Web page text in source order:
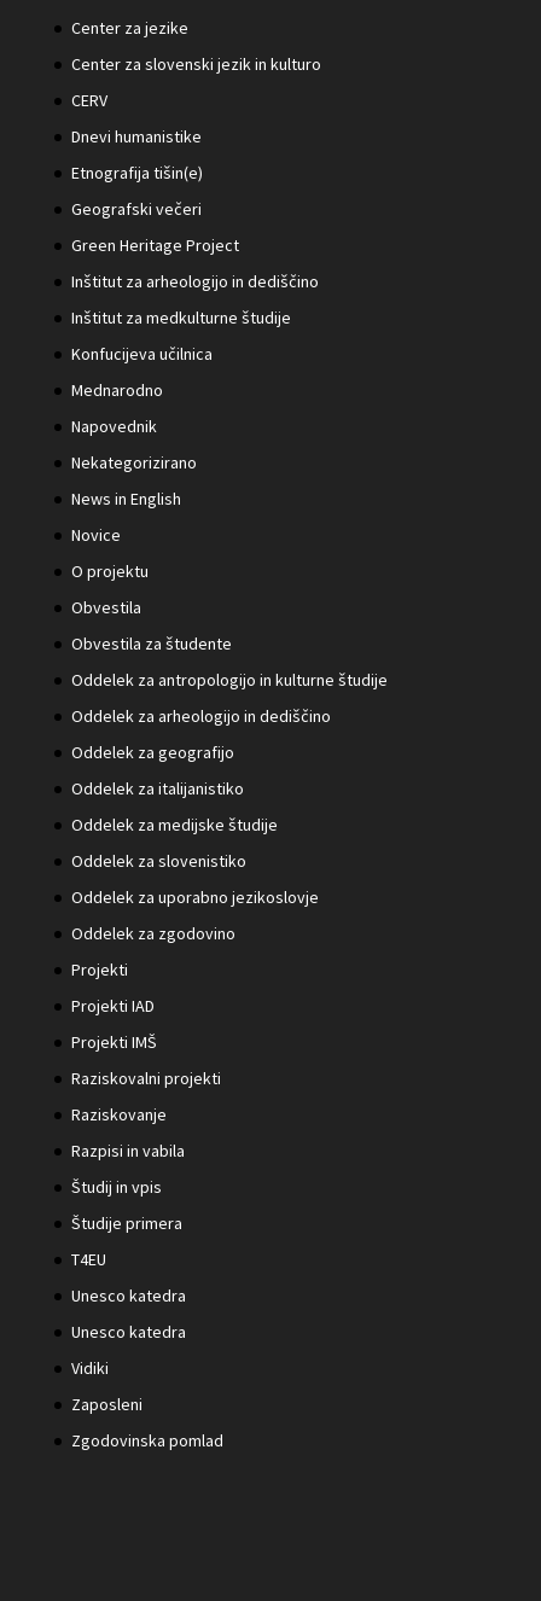
Center za jezike
Center za slovenski jezik in kulturo
CERV
Dnevi humanistike
Etnografija tišin(e)
Geografski večeri
Green Heritage Project
Inštitut za arheologijo in dediščino
Inštitut za medkulturne študije
Konfucijeva učilnica
Mednarodno
Napovednik
Nekategorizirano
News in English
Novice
O projektu
Obvestila
Obvestila za študente
Oddelek za antropologijo in kulturne študije
Oddelek za arheologijo in dediščino
Oddelek za geografijo
Oddelek za italijanistiko
Oddelek za medijske študije
Oddelek za slovenistiko
Oddelek za uporabno jezikoslovje
Oddelek za zgodovino
Projekti
Projekti IAD
Projekti IMŠ
Raziskovalni projekti
Raziskovanje
Razpisi in vabila
Študij in vpis
Študije primera
T4EU
Unesco katedra
Unesco katedra
Vidiki
Zaposleni
Zgodovinska pomlad